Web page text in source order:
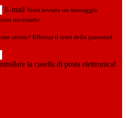
E-mail Verrà inviato un messaggio
necessarie.
utente? Effettua il reset della password
la casella di posta elettronica!